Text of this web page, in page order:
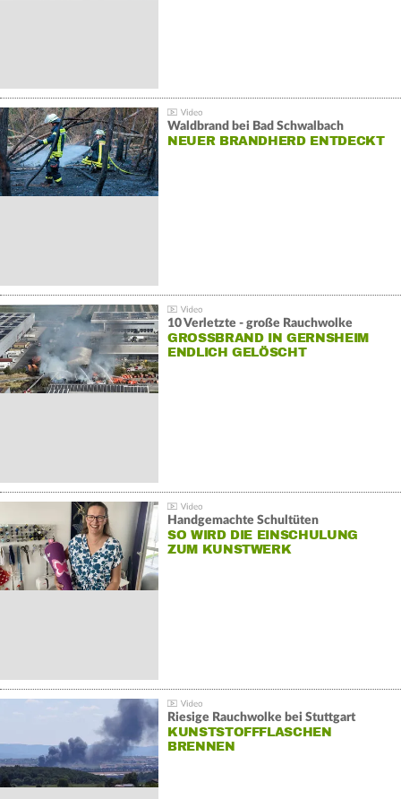
Waldbrand bei Bad Schwalbach
NEUER BRANDHERD ENTDECKT
10 Verletzte - große Rauchwolke
GROSSBRAND IN GERNSHEIM E
NDLICH GELÖSCHT
Handgemachte Schultüten
SO WIRD DIE EINSCHULUNG
ZUM KUNSTWERK
Riesige Rauchwolke bei Stuttgart
KUNSTSTOFFFLASCHEN
BRENNEN